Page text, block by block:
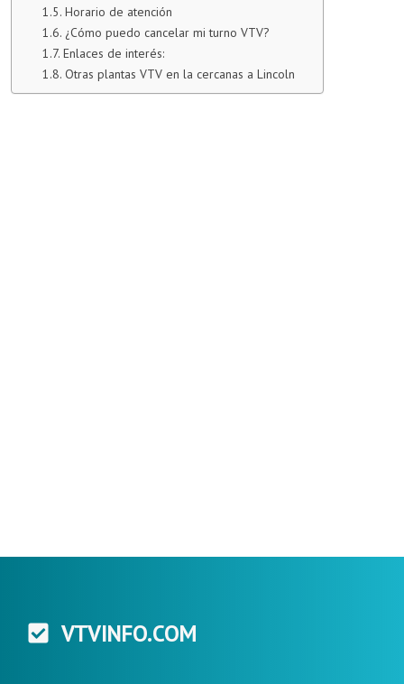
Horario de atención
¿Cómo puedo cancelar mi turno VTV?
Enlaces de interés:
Otras plantas VTV en la cercanas a Lincoln
VTVINFO.COM